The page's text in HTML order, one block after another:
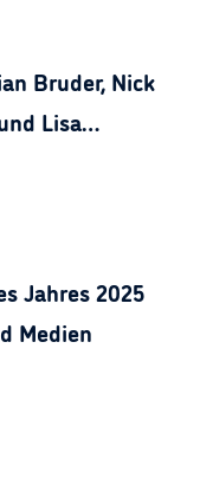
Bruder, Nick
Lisa
Jahres 2025
Medien